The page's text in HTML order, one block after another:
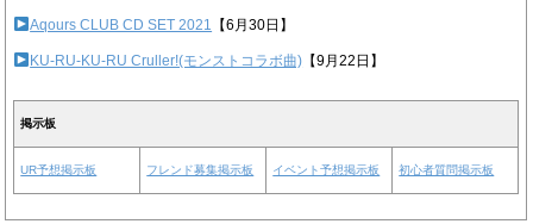
Aqours CLUB CD SET 2021 【6月30日】
KU-RU-KU-RU Cruller!(モンストコラボ曲) 【9月22日】
掲示板
UR予想掲示板 フレンド募集掲示板 イベント予想掲示板 初心者質問掲示板